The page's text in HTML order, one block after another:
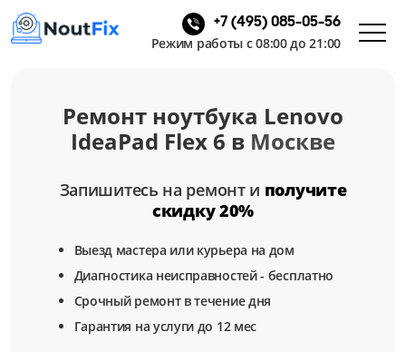
+7 (495) 085-05-56
Режим работы с 08:00 до 21:00
Ремонт ноутбука Lenovo
IdeaPad Flex 6 в Москве
Запишитесь на ремонт и получите
скидку 20%
Выезд мастера или курьера на дом
Диагностика неисправностей - бесплатно
Срочный ремонт в течение дня
Гарантия на услуги до 12 мес